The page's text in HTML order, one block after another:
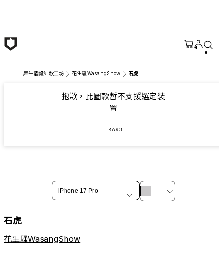
犀牛盾設計款工坊 花生騷WasangShow 石虎
抱歉，此圖款暫不支援選定裝
置
KA93
iPhone 17 Pro
石虎
花生騷WasangShow